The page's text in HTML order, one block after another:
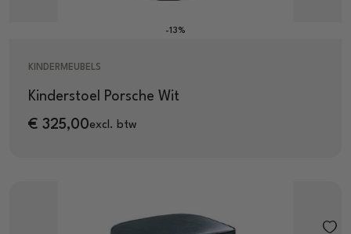
-13%
KINDERMEUBELS
Kinderstoel Porsche Wit
€ 325,00excl. btw